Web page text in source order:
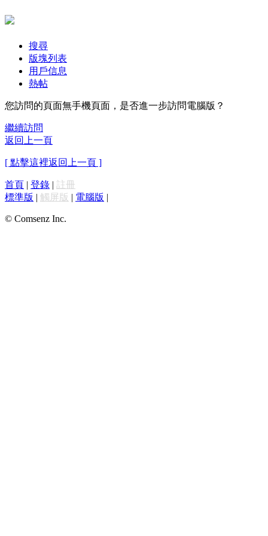
搜尋
版塊列表
用戶信息
熱帖
您訪問的頁面無手機頁面，是否進一步訪問電腦版？
繼續訪問
返回上一頁
[ 點擊這裡返回上一頁 ]
首頁 | 登錄 | 註冊
標準版 | 觸屏版 | 電腦版 |
© Comsenz Inc.